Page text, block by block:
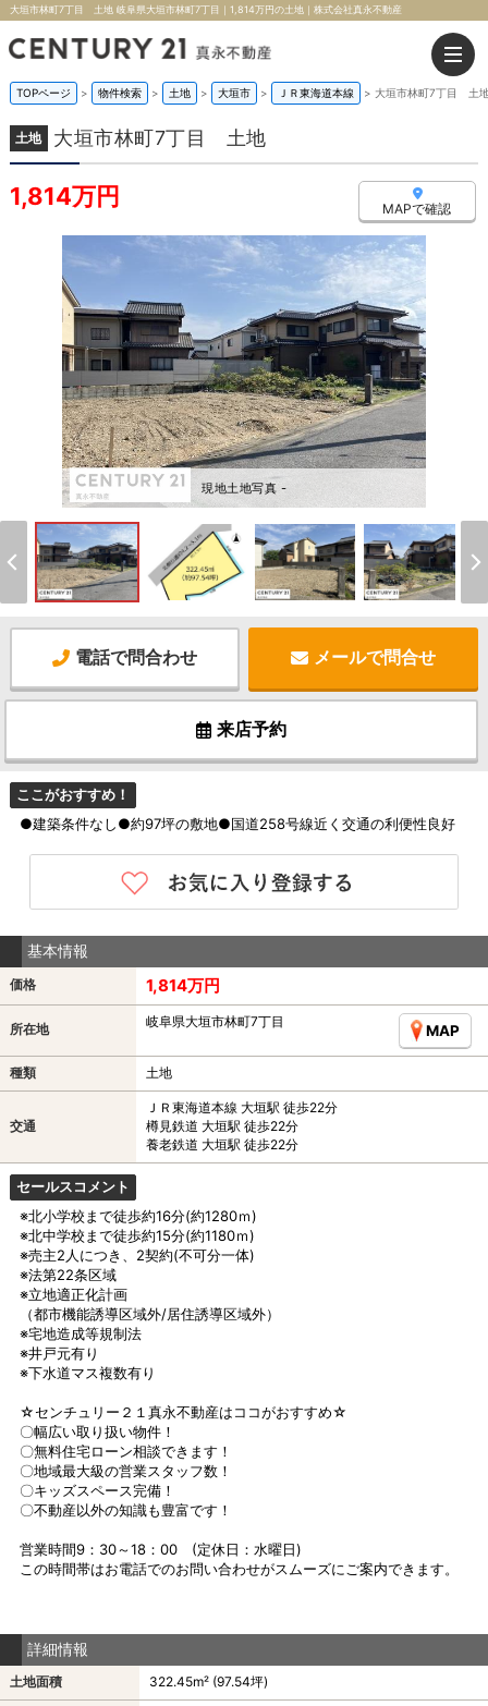
大垣市林町7丁目 土地 岐阜県大垣市林町7丁目｜1,814万円の土地｜株式会社真永不動産
TOPページ > 物件検索 > 土地 > 大垣市 > ＪＲ東海道本線 > 大垣市林町7丁目 土
土地 大垣市林町7丁目 土地
1,814万円 MAPで確認
現地土地写真 -
電話で問合わせ メールで問合せ
来店予約
ここがおすすめ！
●建築条件なし●約97坪の敷地●国道258号線近く交通の利便性良好
基本情報
価格 1,814万円
所在地 岐阜県大垣市林町7丁目
MAP
種類 土地
交通
ＪＲ東海道本線 大垣駅 徒歩22分
樽見鉄道 大垣駅 徒歩22分
養老鉄道 大垣駅 徒歩22分
セールスコメント
※北小学校まで徒歩約16分(約1280ｍ)
※北中学校まで徒歩約15分(約1180ｍ)
※売主2人につき、2契約(不可分一体)
※法第22条区域
※立地適正化計画
（都市機能誘導区域外/居住誘導区域外）
※宅地造成等規制法
※井戸元有り
※下水道マス複数有り
☆センチュリー２１真永不動産はココがおすすめ☆
〇幅広い取り扱い物件！
〇無料住宅ローン相談できます！
〇地域最大級の営業スタッフ数！
〇キッズスペース完備！
〇不動産以外の知識も豊富です！
営業時間9：30～18：00 (定休日：水曜日)
この時間帯はお電話でのお問い合わせがスムーズにご案内できます。
詳細情報
土地面積 322.45m² (97.54坪)